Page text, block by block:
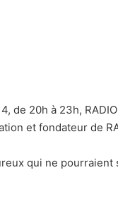
de 20h à 23h,
et fondateur de
qui ne pourraient